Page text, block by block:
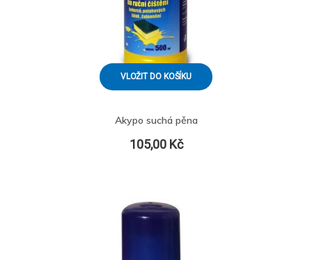
VLOŽIT DO KOŠÍKU
Akypo suchá pěna
105,00 Kč